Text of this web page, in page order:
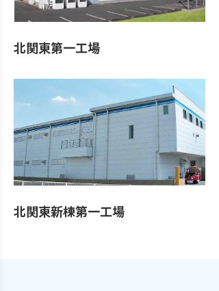
北関東第一工場
北関東新棟第一工場